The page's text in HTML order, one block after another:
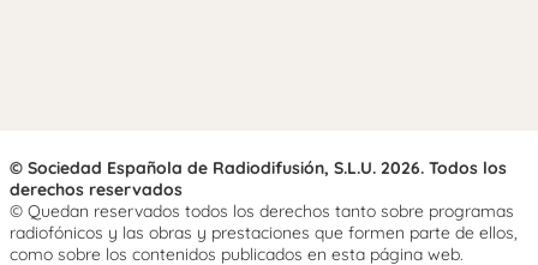
© Sociedad Española de Radiodifusión, S.L.U. 2026. Todos los
derechos reservados
© Quedan reservados todos los derechos tanto sobre programas
radiofónicos y las obras y prestaciones que formen parte de ellos,
como sobre los contenidos publicados en esta página web.